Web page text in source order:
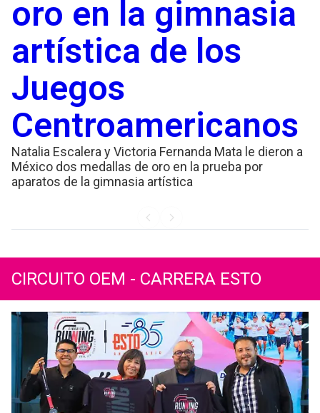
oro en la gimnasia
artística de los
Juegos
Centroamericanos
Natalia Escalera y Victoria Fernanda Mata le dieron a
México dos medallas de oro en la prueba por
aparatos de la gimnasia artística
CIRCUITO OEM - CARRERA ESTO